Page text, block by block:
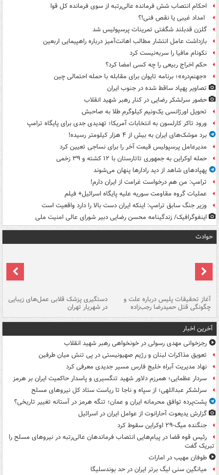
احکام انتصاب شش فرمانده عالی‌رتبه از سوی فرمانده کل قوا
امداد غیبی یا نقص فنی!؟
گلزن قدبلند شگفتی تمرینات پرسپولیس شد
بازداشت عامل انتشار مطالب اهانت‌آمیز درباره راهپیمایی اربعین
نکونام مافیا را سربه‌نیست کرد
حکم اخراج ربیعی را چه کسی امضا کرد؟
«جهنم‌دره»؛ برنامه تایوان برای مقابله با حمله احتمالی چین
تصاویر پهپاد ساقط شده در جنوب ایران
حضور سرلشکر رضایی در کنار رهبر شهید انقلاب
تحویل اورژانسی یک‌ونیم کیلوگرم طلا به صاحبش
ورود تاکر کارلسون به انتخابات آمریکا؛ تهدیدی جدی برای پایگاه ترامپ
برد موشک‌های ایران به بیش از ۴ هزار کیلومتر رسیده!
مدیرعامل پرسپولیس قیمت آخر را برای نساجی تعیین کرد
حمله اوکراین به جمهوری تاتارستان با ۱۲ کشته و ۳۹ زخمی
پهپادهای شاهد از دید رادارها پنهان می‌شوند
ترامپ: من هم درخواست غرامت از ایران دارم!
عملیات گروه مقاومت سوریه علیه پایگاه اسرائیل+ فیلم
وزیر جنگ سابق ترامپ: اینکه ایران دست بالا را دارد واقعیت است
اینفوگرافیک/ زندگینامه محسن رضایی دبیر شورای عالی امنیت‌ ملی
حوادث
آغاز تحقیقات پلیس درباره علت و
چگونگی قتل حمیدرضا رجب‌زاده
دستگیری پزشک قلابی عمل‌های زیبایی
در شهریار تهران
آخرین اخبار
رجزخوانی مهدی رسولی در خونخواهی رهبر شهید انقلاب
تعویق مذاکرات لبنان و رژیم صهیونیستی در پی تنش میان طرفین
نهاد مدیریت آبراه خلیج فارس مسیر جدیدی معرفی کرد
سردار عظمایی؛ همرزم دلاور شهید تنگسیری و پاسدار حاکمیت ایران بر هرمز
سرلشکر عبداللهی؛ از سپاه و ناجا تا ریاست ستاد کل نیروهای مسلح
پشت‌پرده توافق محرمانه ایران و عمان؛ تنگه هرمز در آستانه تغییر تاریخی؟
گزارش یدیعوت آحارانوت از عوامل ایران در اسرائیل
جنگنده میگ-۲۹ اوکراین سقوط کرد
رئیس قوه قضا در پیام‌هایی انتصاب‌ فرماندهان عالی‌رتبه در نیروهای مسلح را
تبریک گفت
طوفان مهیب در امارات
میانگین سنی لیگ برتر ایران در حد بوندسلیگا